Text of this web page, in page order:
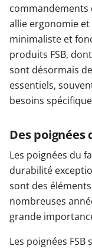
commandements
allie ergonomie
minimaliste et
produits FSB,
sont désormais
essentiels,
besoins
Des
Les poignées du
durabilité
sont des
nombreuses
grande
Les poignées